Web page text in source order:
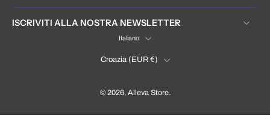
ISCRIVITI ALLA NOSTRA NEWSLETTER
Italiano
Croazia ‎(EUR €)‎
© 2026, Alleva Store.